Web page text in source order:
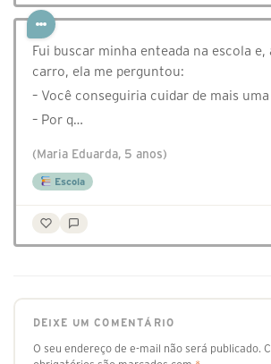
Fui buscar minha enteada na escola
carro, ela me perguntou:
– Você conseguiria cuidar de mais
– Por q…
(Maria Eduarda, 5 anos)
Escola
DEIXE UM COMENTÁRIO
O seu endereço de e-mail não será publicado.